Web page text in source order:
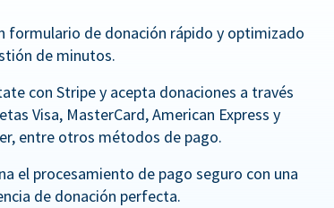
formulario de donación rápido y optimizado
de minutos.
con Stripe y acepta donaciones a través
Visa, MasterCard, American Express y
entre otros métodos de pago.
el procesamiento de pago seguro con una
de donación perfecta.